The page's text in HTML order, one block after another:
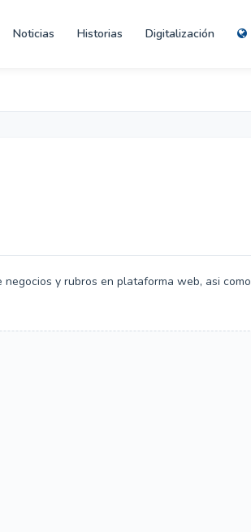
Noticias Historias Digitalización
y rubros en plataforma web, asi como